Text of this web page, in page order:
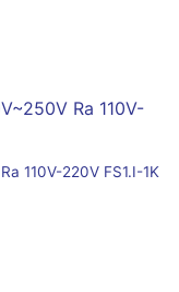
110V-220V FS1.I-1K